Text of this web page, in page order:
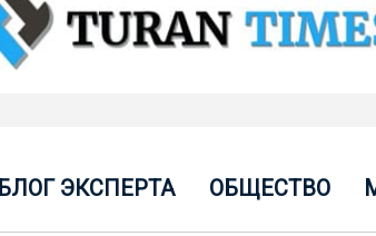
БЛОГ ЭКСПЕРТА ОБЩЕСТВО